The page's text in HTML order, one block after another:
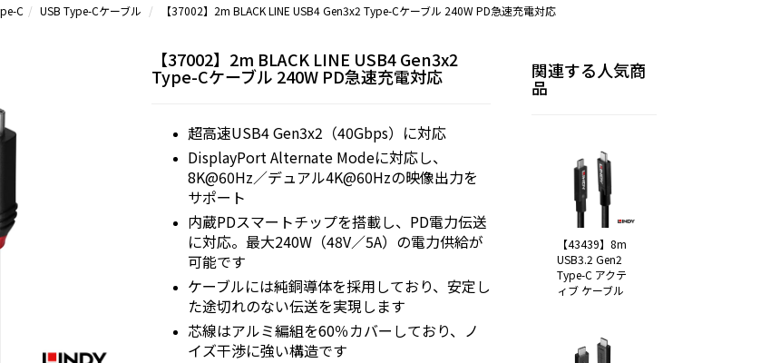
C USB Type-Cケーブル 【37002】2m BLACK LINE USB4 Gen3x2 Type-Cケーブル 240W PD急速充電対応
【37002】2m BLACK LINE USB4 Gen3x2
Type-Cケーブル 240W PD急速充電対応
超高速USB4 Gen3x2（40Gbps）に対応
DisplayPort Alternate Modeに対応し、
8K@60Hz／デュアル4K@60Hzの映像出力を
サポート
内蔵PDスマートチップを搭載し、PD電力伝送
に対応。最大240W（48V／5A）の電力供給が
可能です
ケーブルには純銅導体を採用しており、安定し
た途切れのない伝送を実現します
芯線はアルミ編組を60％カバーしており、ノ
イズ干渉に強い構造です
関連する人気商
品
【43439】8m
USB3.2 Gen2
Type-C アクテ
ィブ ケーブル